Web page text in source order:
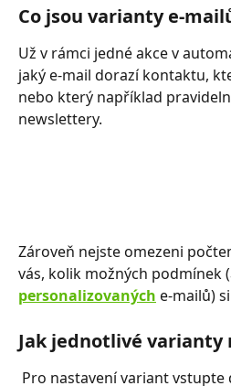
Co jsou varianty e-
Už v rámci jedné akce v
jaký e-mail dorazí kontaktu,
nebo který například
newslettery.
Zároveň nejste omezeni
vás, kolik možných podmínek
personalizovaných e-mailů)
Jak jednotlivé varianty